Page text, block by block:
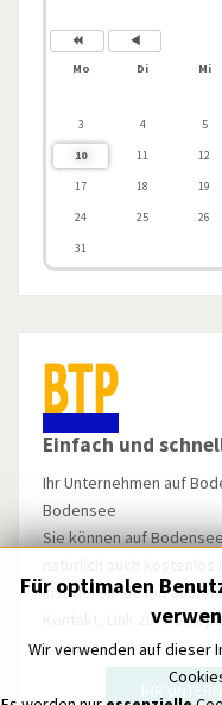
Mo Di Mi
3
4 5
10
11 12
17
18 19
24
25 26
31
Einfach und
Ihr Unternehmen auf
Bodensee
Sie können auf
Inserieren Sie mit
Kontakt, Link zur
u.v.m.
IHR
Für optimalen
Wir verwenden auf dieser